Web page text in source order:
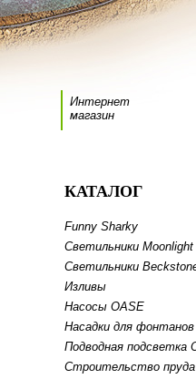
Интернет
магазин
КАТАЛОГ
Funny Sharky
Светильники Moonlight
Светильники
Изливы
Насосы OASE
Насадки для
Подводная подсветка
Строительство пруда